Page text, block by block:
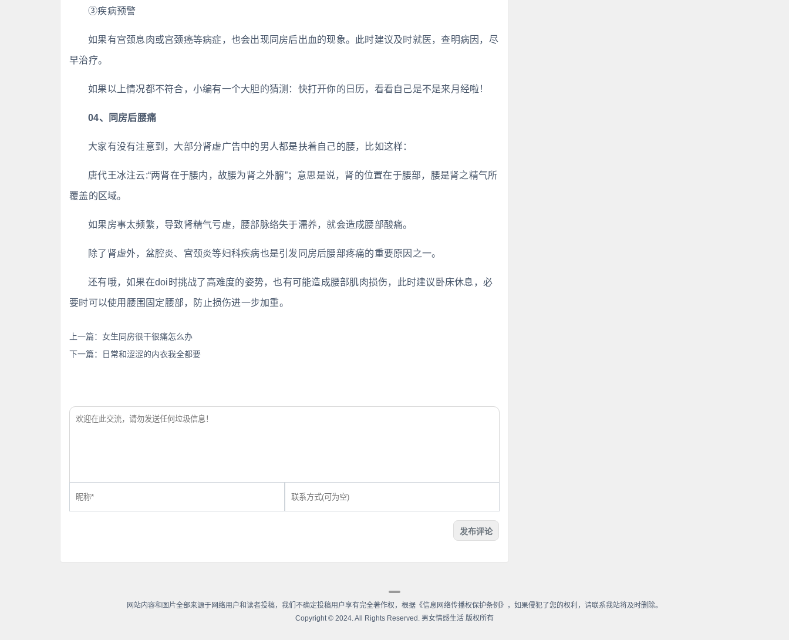
③疾病预警
如果有宫颈息肉或宫颈癌等病症，也会出现同房后出血的现象。此时建议及时就医，查明病因，尽
早治疗。
如果以上情况都不符合，小编有一个大胆的猜测：快打开你的日历，看看自己是不是来月经啦！
04、同房后腰痛
大家有没有注意到，大部分肾虚广告中的男人都是扶着自己的腰，比如这样：
唐代王冰注云:“两肾在于腰内，故腰为肾之外腑”；意思是说，肾的位置在于腰部，腰是肾之精气所
覆盖的区域。
如果房事太频繁，导致肾精气亏虚，腰部脉络失于濡养，就会造成腰部酸痛。
除了肾虚外，盆腔炎、宫颈炎等妇科疾病也是引发同房后腰部疼痛的重要原因之一。
还有哦，如果在doi时挑战了高难度的姿势，也有可能造成腰部肌肉损伤，此时建议卧床休息，必
要时可以使用腰围固定腰部，防止损伤进一步加重。
上一篇： 女生同房很干很痛怎么办
下一篇：
日常和涩涩的内衣我全都要
网站内容和图片全部来源于网络用户和读者投稿，我们不确定投稿用户享有完全著作权，根据《信息网络传播权保护条例》，如果侵犯了您的权利，请联系我站将及时删除。
Copyright© 2024. All Rights Reserved. 男女情感生活 版权所有